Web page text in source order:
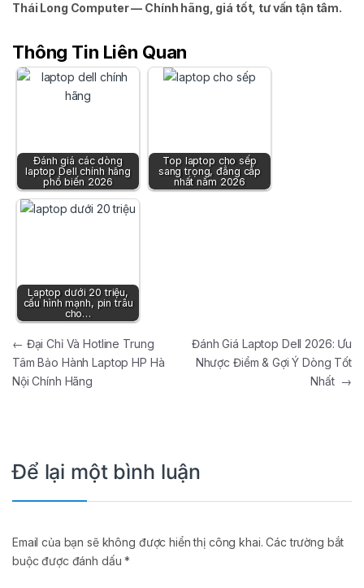
Thái Long Computer — Chính hãng, giá tốt, tư vấn tận tâm.
Thông Tin Liên Quan
Đánh giá các dòng
laptop Dell chính hãng
phổ biến 2026
Top laptop cho sếp
sang trọng, đẳng cấp
nhất năm 2026
Laptop dưới 20 triệu,
cấu hình mạnh, pin trâu
cho…
Điều hướng bài viết
← Đại Chỉ Và Hotline Trung
Tâm Bảo Hành Laptop HP Hà
Nội Chính Hãng
Đánh Giá Laptop Dell 2026: Ưu
Nhược Điểm & Gợi Ý Dòng Tốt
Nhất →
Để lại một bình luận
Email của bạn sẽ không được hiển thị công khai. Các trường bắt
buộc được đánh dấu*